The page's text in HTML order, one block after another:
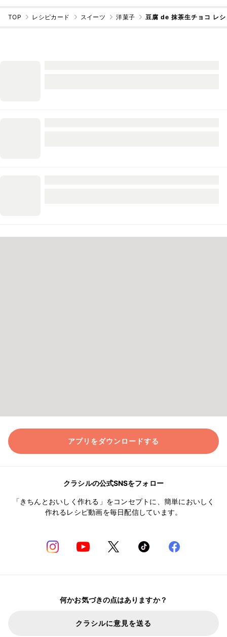
TOP レシピカード スイーツ 洋菓子 豆腐 de 抹茶生チョコ レ
アプリをダウンロードする
クラシルの公式SNSをフォロー
「きちんとおいしく作れる」をコンセプトに、簡単においしく
作れるレシピ動画を毎日配信しています。
何かお気づきの点はありますか？
クラシルに意見を送る